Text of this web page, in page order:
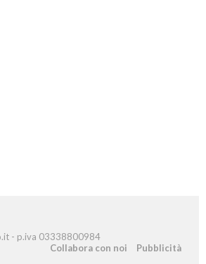
- p.iva 03338800984
Collabora con noi
Pubblicità